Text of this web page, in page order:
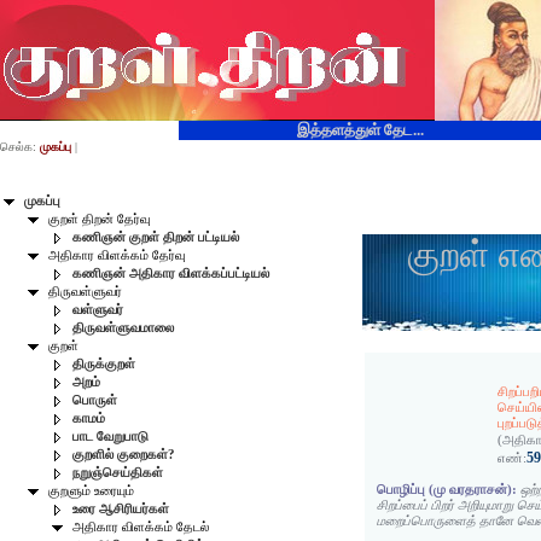
இத்தளத்துள் தேட...
முகப்பு
குறள் திறன் தேர்வு
கணிஞன் குறள் திறன் பட்டியல்
அதிகார விளக்கம் தேர்வு
கணிஞன் அதிகார விளக்கப்பட்டியல்
திருவள்ளுவர்
வள்ளுவர்
திருவள்ளுவமாலை
குறள்
திருக்குறள்
அறம்
பொருள்
காமம்
பாட வேறுபாடு
குறளில் குறைகள்?
நறுஞ்செய்திகள்
குறளும் உரையும்
உரை ஆசிரியர்கள்
அதிகார விளக்கம் தேடல்
செல்க: முகப்பு |
குறள்
எண்:
பொழிப்பு (மு வரதராசன்):
சிறப்பைப் பிறர் அறியுமாறு
மறைப்பொருளைத் தானே